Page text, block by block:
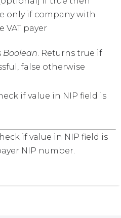
only if company with
VAT payer
Boolean. Returns true if
false otherwise
if value in NIP field is
if value in NIP field is
NIP number.